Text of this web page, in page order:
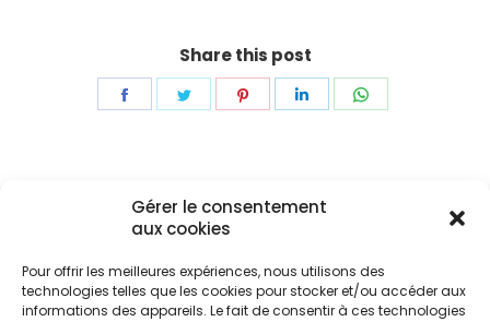
Gérer le consentement
aux cookies
Pour offrir les meilleures expériences, nous utilisons des
technologies telles que les cookies pour stocker et/ou accéder aux
informations des appareils. Le fait de consentir à ces technologies
Share this post
Share
Share
Share
Share
Navigation
commentaire
ONGLET PRÉCÉDENT
précédent